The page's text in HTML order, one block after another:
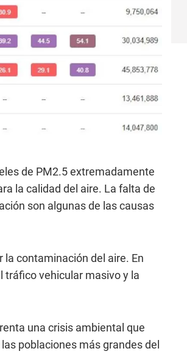
de PM2.5 extremadamente
la calidad del aire. La falta de
son algunas de las causas
la contaminación del aire. En
tráfico vehicular masivo y la
una crisis ambiental que
poblaciones más grandes del